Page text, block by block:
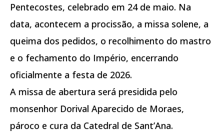
Pentecostes, celebrado em 24 de maio. Na
data, acontecem a procissão, a missa solene, a
queima dos pedidos, o recolhimento do mastro
e o fechamento do Império, encerrando
oficialmente a festa de 2026.
A missa de abertura será presidida pelo
monsenhor Dorival Aparecido de Moraes,
pároco e cura da Catedral de Sant’Ana.